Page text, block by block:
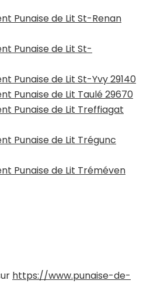
Punaise de Lit St-Renan
Punaise de Lit St-
Punaise de Lit St-Yvy 29140
Punaise de Lit Taulé 29670
Punaise de Lit Treffiagat
Punaise de Lit Trégunc
Punaise de Lit Tréméven
https://www.punaise-de-